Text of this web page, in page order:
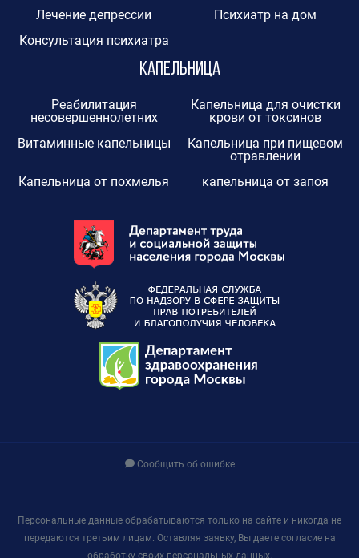
Лечение депрессии
Психиатр на дом
Консультация психиатра
Капельница
Реабилитация
несовершеннолетних
Капельница для очистки
крови от токсинов
Витаминные капельницы
Капельница при пищевом
отравлении
Капельница от похмелья
капельница от запоя
Сообщить об ошибке
Персональные данные обрабатываются только на сайте и никогда не
передаются третьим лицам. Оставляя заявку, Вы даете согласие на
обработку своих персональных данных.